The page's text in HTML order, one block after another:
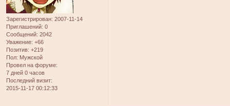
Зарегистрирован: 2007-11-14
Приглашений: 0
Сообщений: 2042
Уважение: +66
Позитив: +219
Пол: Мужской
Провел на форуме:
7 дней 0 часов
Последний визит:
2015-11-17 00:12:33